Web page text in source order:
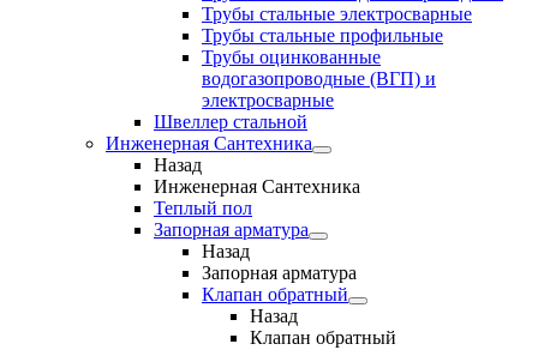
Трубы стальные электросварные
Трубы стальные профильные
Трубы оцинкованные
водогазопроводные (ВГП) и
электросварные
Швеллер стальной
Инженерная Сантехника
Назад
Инженерная Сантехника
Теплый пол
Запорная арматура
Назад
Запорная арматура
Клапан обратный
Назад
Клапан обратный